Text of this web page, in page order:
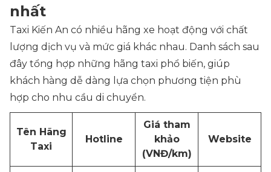
nhất
Taxi Kiến An có nhiều hãng xe hoạt động với chất
lượng dịch vụ và mức giá khác nhau. Danh sách sau
đây tổng hợp những hãng taxi phổ biến, giúp
khách hàng dễ dàng lựa chọn phương tiện phù
hợp cho nhu cầu di chuyển.
Tên Hãng
Taxi
Hotline
Giá tham
khảo
(VNĐ/km)
Website